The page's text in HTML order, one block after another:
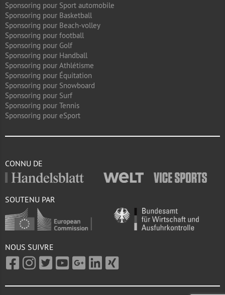
Sponsoring pour Sport automobile
Sponsoring pour Basketball
Sponsoring pour Beach-volley
Sponsoring pour football
Sponsoring pour Golf
Sponsoring pour Handball
Sponsoring pour Athlétisme
Sponsoring pour Équitation
Sponsoring pour Snowboard
Sponsoring pour Surf
Sponsoring pour Tennis
Sponsoring pour eSport
CONNU DE
SOUTENU PAR
NOUS SUIVRE